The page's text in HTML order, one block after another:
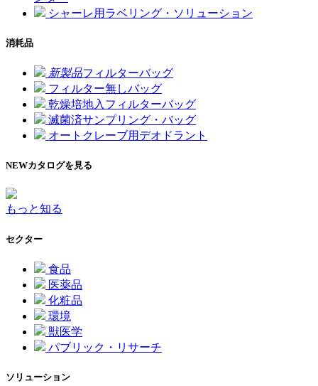
シャーレ用ラベリング・ソリューション
消耗品
新製品フィルターバッグ
フィルター無しバッグ
乾燥培地入フィルターバッグ
滅菌済サンプリング・バッグ
オートクレーブ用デオドラント
NEWカタログを見る
もっと知る
セクター
食品
医薬品
化粧品
環境
獣医学
パブリック・リサーチ
ソリューション